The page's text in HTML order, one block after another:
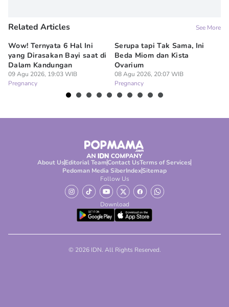
Related Articles See More
Wow! Ternyata 6 Hal Ini
yang Dirasakan Bayi saat di
Dalam Kandungan
09 Agu 2026, 19:03 WIB
Pregnancy
Serupa tapi Tak Sama, Ini
Beda Miom dan Kista
Ovarium
08 Agu 2026, 20:07 WIB
Pregnancy
About UsEditorial TeamContact UsTerms of Services
Pedoman Media SiberIndexSitemap
Follow Us
Download
© 2026 IDN. All Rights Reserved.